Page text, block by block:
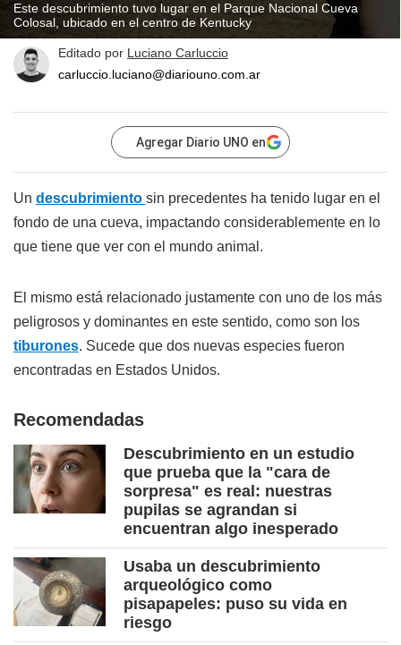
Este descubrimiento tuvo lugar en el Parque Nacional Cueva
Colosal, ubicado en el centro de Kentucky
Editado por Luciano Carluccio
carluccio.luciano@diariouno.com.ar
Agregar Diario UNO en
Un descubrimiento sin precedentes ha tenido lugar en el
fondo de una cueva, impactando considerablemente en lo
que tiene que ver con el mundo animal.
El mismo está relacionado justamente con uno de los más
peligrosos y dominantes en este sentido, como son los
tiburones. Sucede que dos nuevas especies fueron
encontradas en Estados Unidos.
Recomendadas
Descubrimiento en un estudio
que prueba que la "cara de
sorpresa" es real: nuestras
pupilas se agrandan si
encuentran algo inesperado
Usaba un descubrimiento
arqueológico como
pisapapeles: puso su vida en
riesgo